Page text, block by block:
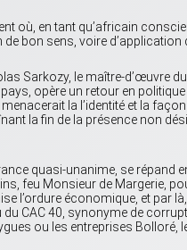
où, en tant qu’africain
de bon sens, voire
Sarkozy, le maître-d’œuvre
opère un retour en
la l’identité et la
la fin de la présence non
quasi-unanime, se répand
feu Monsieur de Margerie,
l’ordure économique, et par
du CAC 40, synonyme de
ou les entreprises Bolloré,